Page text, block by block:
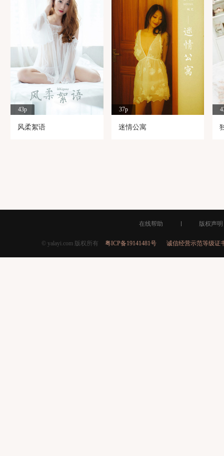
43p
风柔絮语
37p
迷情公寓
在线帮助 版权声明
© yalayi.com 版权所有 粤ICP备19141481号 诚信经营示范等级证